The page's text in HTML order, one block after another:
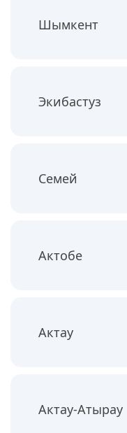
Шымкент
Экибастуз
Семей
Актобе
Актау
Актау-Атырау